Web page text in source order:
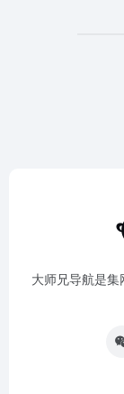
大师兄导航是